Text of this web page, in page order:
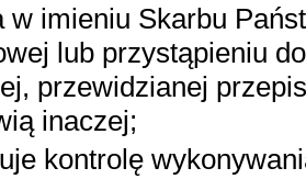
w imieniu Skarbu
lub przystąpieniu
przewidzianej
inaczej;
kontrolę